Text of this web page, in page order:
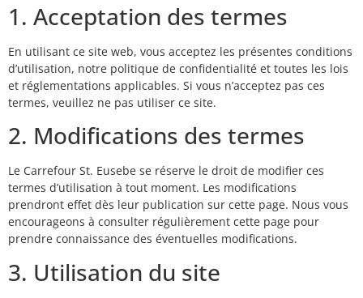
1. Acceptation des termes
En utilisant ce site web, vous acceptez les présentes conditions
d’utilisation, notre politique de confidentialité et toutes les lois
et réglementations applicables. Si vous n’acceptez pas ces
termes, veuillez ne pas utiliser ce site.
2. Modifications des termes
Le Carrefour St. Eusebe se réserve le droit de modifier ces
termes d’utilisation à tout moment. Les modifications
prendront effet dès leur publication sur cette page. Nous vous
encourageons à consulter régulièrement cette page pour
prendre connaissance des éventuelles modifications.
3. Utilisation du site